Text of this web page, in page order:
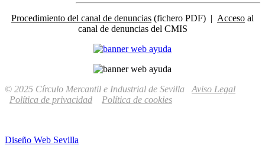
Procedimiento del canal de denuncias (fichero PDF) | Acceso al
canal de denuncias del CMIS
© 2025 Círculo Mercantil e Industrial de Sevilla Aviso Legal
Política de privacidad
Política de cookies
Diseño Web Sevilla